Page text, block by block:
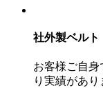
社外製ベルト
お客様ご自
り実績があり